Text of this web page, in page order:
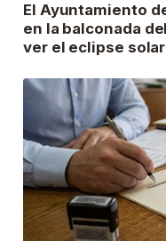
El Ayuntamiento
en la balconada
ver el eclipse